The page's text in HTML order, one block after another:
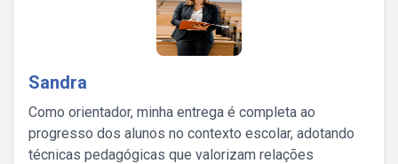
Sandra
Como orientador, minha entrega é completa ao
progresso dos alunos no contexto escolar, adotando
técnicas pedagógicas que valorizam relações